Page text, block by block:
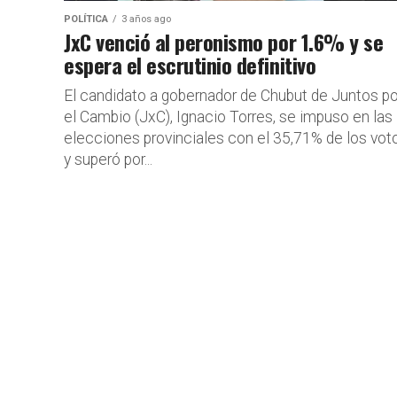
POLÍTICA 3 años ago
JxC venció al peronismo por 1.6% y se
espera el escrutinio definitivo
El candidato a gobernador de Chubut de Juntos
el Cambio (JxC), Ignacio Torres, se impuso en las
elecciones provinciales con el 35,71% de los
y superó por...